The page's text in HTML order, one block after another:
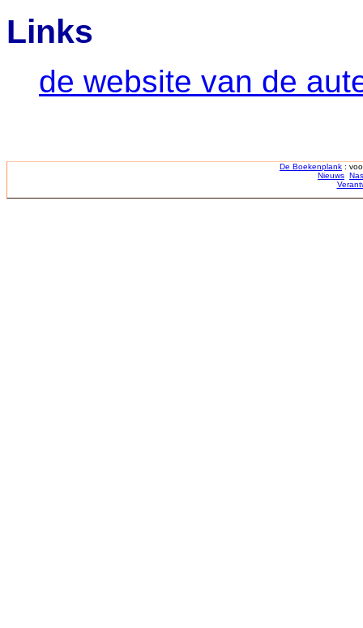
Links
de website van de
De Boekenplank :
Nieuws